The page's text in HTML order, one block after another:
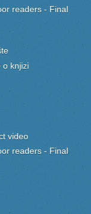
readers - Final
o knjizi
video
readers - Final